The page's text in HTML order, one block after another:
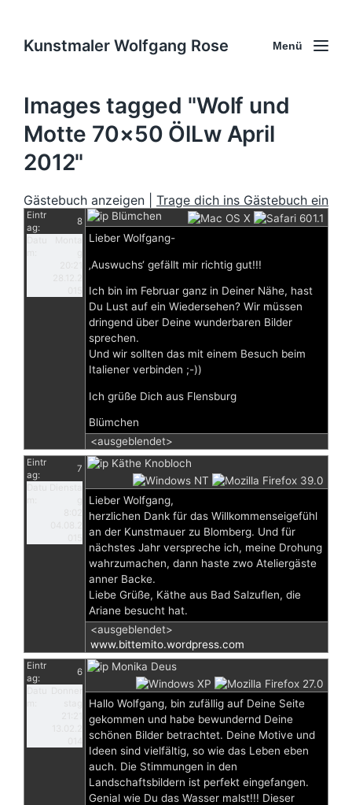
Kunstmaler Wolfgang Rose Menü
Images tagged "Wolf und
Motte 70×50 ÖlLw April
2012"
Gästebuch anzeigen | Trage dich ins Gästebuch ein
Eintr
ag:
8
Blümchen
Lieber Wolfgang-
‚Auswuchs‘ gefällt mir richtig gut!!!
Ich bin im Februar ganz in Deiner Nähe, hast
Du Lust auf ein Wiedersehen? Wir müssen
dringend über Deine wunderbaren Bilder
sprechen.
Und wir sollten das mit einem Besuch beim
Italiener verbinden ;-))
Ich grüße Dich aus Flensburg
Blümchen
<ausgeblendet>
Eintr
ag:
7
Käthe Knobloch
Lieber Wolfgang,
herzlichen Dank für das Willkommenseigefühl
an der Kunstmauer zu Blomberg. Und für
nächstes Jahr verspreche ich, meine Drohung
wahrzumachen, dann haste zwo Ateliergäste
anner Backe.
Liebe Grüße, Käthe aus Bad Salzuflen, die
Ariane besucht hat.
<ausgeblendet>
www.bittemito.wordpress.com
Eintr
ag:
6
Monika Deus
Hallo Wolfgang, bin zufällig auf Deine Seite
gekommen und habe bewundernd Deine
schönen Bilder betrachtet. Deine Motive und
Ideen sind vielfältig, so wie das Leben eben
auch. Die Stimmungen in den
Landschaftsbildern ist perfekt eingefangen.
Genial wie Du das Wasser malst!!! Dieser